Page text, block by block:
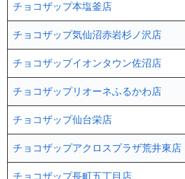
チョコザップ本塩釜店
チョコザップ気仙沼赤岩杉ノ沢店
チョコザップイオンタウン佐沼店
チョコザップリオーネふるかわ店
チョコザップ仙台栄店
チョコザップアクロスプラザ荒井東店
チョコザップ長町五丁目店